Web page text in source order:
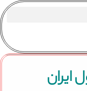
ایران